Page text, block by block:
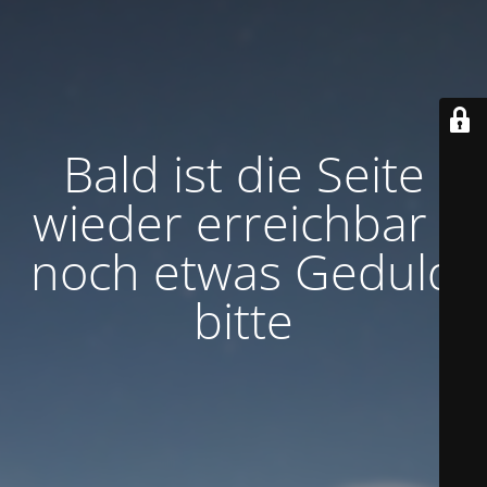
Bald ist die Seite
wieder erreichbar -
noch etwas Geduld
bitte